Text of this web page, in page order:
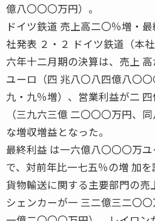
億八〇〇〇万円）。
ドイツ鉄道 売上高二〇％増・
社発表 ２・２ ドイツ鉄道（本
六年十二月期の決算は、売上
ユーロ（四 兆八〇八四億八〇
九・九％増）、営業利益が二
（三九六三億 二〇〇〇万円、
な増収増益となった。
最終利益 は一六億八〇〇〇万ユ
で、対前年比一七五％の増 加を
貨物輸送に関する主要部門の売
シェンカーが一 三二億三二〇